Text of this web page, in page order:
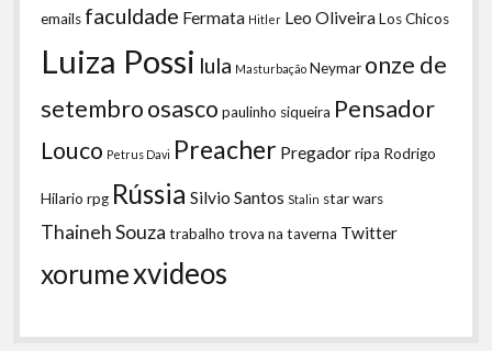
emails faculdade Fermata Hitler Leo OliveiraLos Chicos
Luiza Possi lula Masturbação Neymar onze de
setembroosasco paulinho siqueira Pensador
Louco Petrus Davi Preacher Pregadorripa Rodrigo
Hilario rpg Rússia Silvio Santos Stalin star wars
Thaineh Souza trabalho trova na taverna Twitter
xorumexvideos